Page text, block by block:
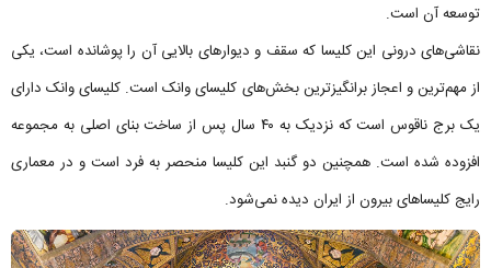
توسعه آن است.
نقاشی‌های درونی این کلیسا که سقف و دیوارهای بالایی آن را پوشانده است، یکی
از مهم‌ترین و اعجاز برانگیزترین بخش‌های کلیسای وانک است. کلیسای وانک دارای
یک برج ناقوس است که نزدیک به ۴۰ سال پس از ساخت بنای اصلی به مجموعه
افزوده شده است. همچنین دو گنبد این کلیسا منحصر به فرد است و در معماری
رایج کلیساهای بیرون از ایران دیده نمی‌شود.